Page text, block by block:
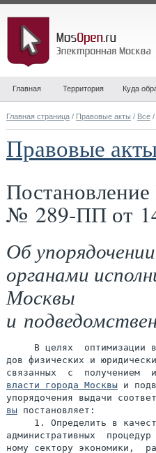
Главная Территория Куда
Главная страница / Правовые акты / Все /
Правовые
№ 289-ПП от
Об
органами
Москвы
и
В целях  оптимизации
дов физических и
власти города Москвы и
упорядочения выдачи
вы постановляет:
1. Определить в
административных
ному сектору экономики,